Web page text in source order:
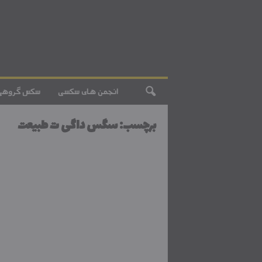
سکس انجمن های سکسی
برچسب: سگس داگی ت طبیعت